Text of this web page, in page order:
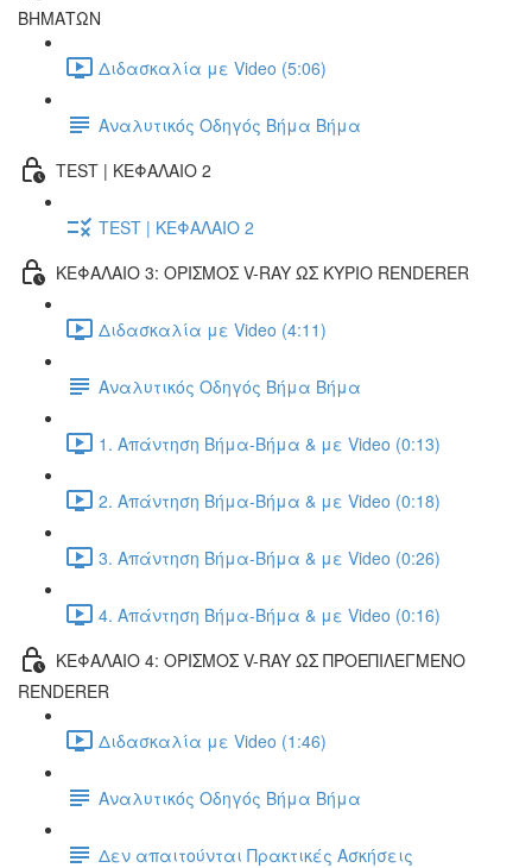
ΒΗΜΑΤΩΝ
Διδασκαλία με Video (5:06)
Αναλυτικός Οδηγός Βήμα Βήμα
TEST | ΚΕΦΑΛΑΙΟ 2
TEST | ΚΕΦΑΛΑΙΟ 2
ΚΕΦΑΛΑΙΟ 3: ΟΡΙΣΜΟΣ V-RAY ΩΣ ΚΥΡΙΟ RENDERER
Διδασκαλία με Video (4:11)
Αναλυτικός Οδηγός Βήμα Βήμα
1. Απάντηση Βήμα-Βήμα & με Video (0:13)
2. Απάντηση Βήμα-Βήμα & με Video (0:18)
3. Απάντηση Βήμα-Βήμα & με Video (0:26)
4. Απάντηση Βήμα-Βήμα & με Video (0:16)
ΚΕΦΑΛΑΙΟ 4: ΟΡΙΣΜΟΣ V-RAY ΩΣ ΠΡΟΕΠΙΛΕΓΜΕΝΟ
RENDERER
Διδασκαλία με Video (1:46)
Αναλυτικός Οδηγός Βήμα Βήμα
Δεν απαιτούνται Πρακτικές Ασκήσεις